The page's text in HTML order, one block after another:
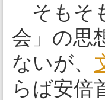
そもそ
会」の思
ないが、
らば安倍